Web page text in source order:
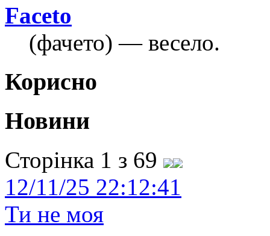
Faceto
(фачето) — весело.
Корисно
Новини
Сторінка 1 з 69
12/11/25 22:12:41
Ти не моя